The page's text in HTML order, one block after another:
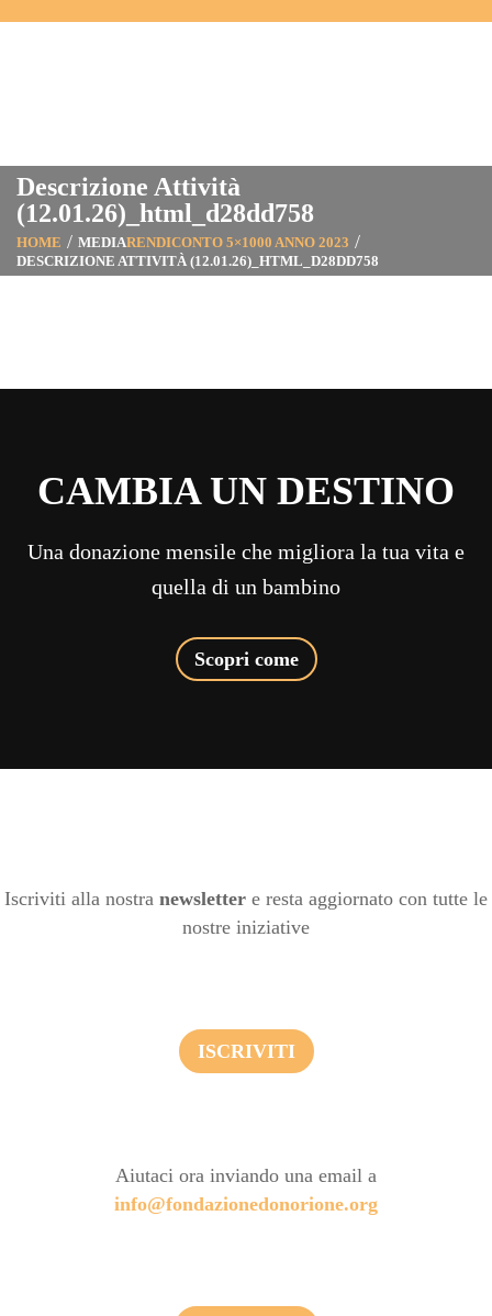
Descrizione Attività
(12.01.26)_html_d28dd758
HOME MEDIARENDICONTO 5×1000 ANNO 2023
DESCRIZIONE ATTIVITÀ (12.01.26)_HTML_D28DD758
CAMBIA UN DESTINO
Una donazione mensile che migliora la tua vita e
quella di un bambino
Scopri come
Iscriviti alla nostra newsletter e resta aggiornato con tutte le
nostre iniziative
ISCRIVITI
Aiutaci ora inviando una email a
info@fondazionedonorione.org